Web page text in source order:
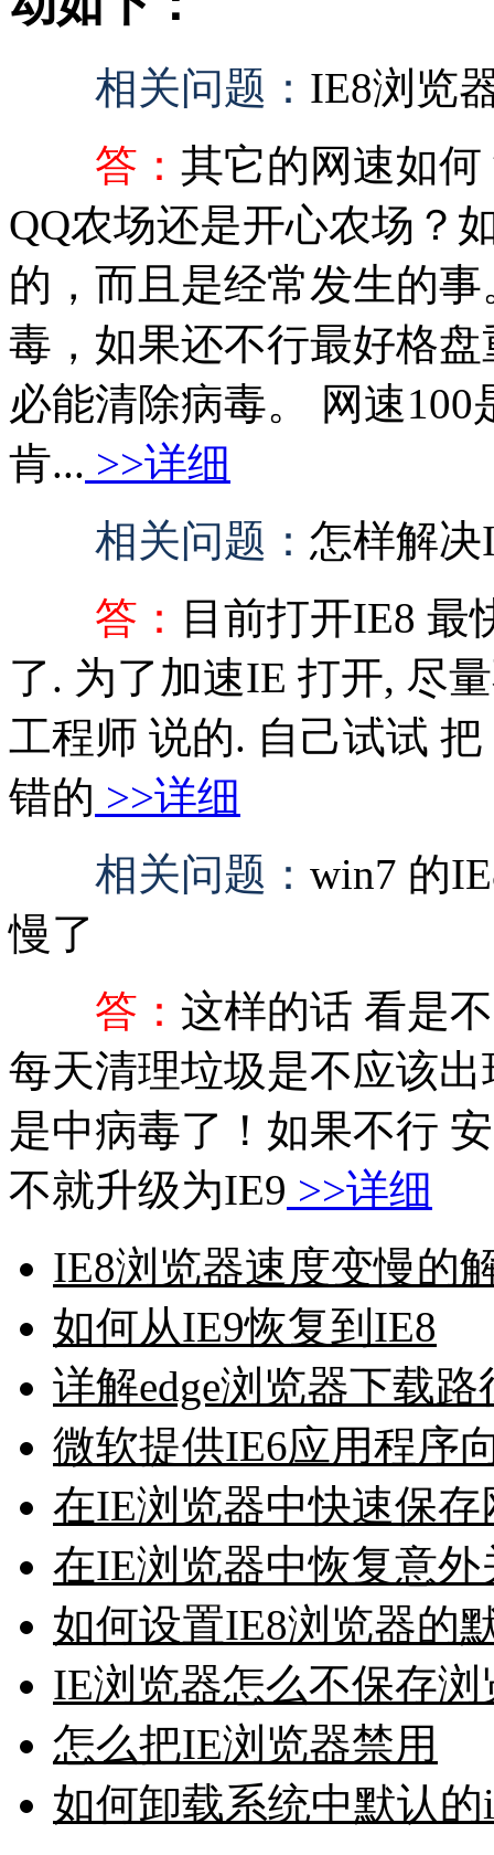
相关问题： IE8浏览
答： 其它的网速如
QQ农场还是开心农场？
的，而且是经常发生的
毒，如果还不行最好格
必能清除病毒。 网速100
肯... >>详细
相关问题： 怎样解
答： 目前打开IE8 最
了. 为了加速IE 打开, 尽
工程师 说的. 自己试试
错的 >>详细
相关问题： win7 的
慢了
答： 这样的话 看是
每天清理垃圾是不应该
是中病毒了！如果不行
不就升级为IE9 >>详细
IE8浏览器速度变慢的
如何从IE9恢复到IE8
详解edge浏览器下载
微软提供IE6应用程序
在IE浏览器中快速保
在IE浏览器中恢复意
如何设置IE8浏览器的
IE浏览器怎么不保存
怎么把IE浏览器禁用
如何卸载系统中默认的